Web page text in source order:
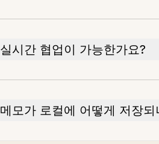
실시간 협업이 가능한가요?
메모가 로컬에 어떻게 저장되